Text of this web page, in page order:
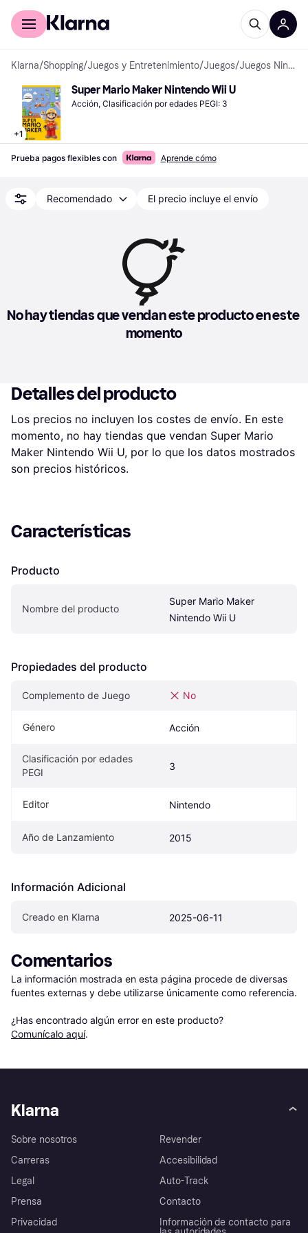
Comprar con Klarna
Klarna/Shopping/Juegos y Entretenimiento/Juegos/ Juegos Nintendo Wii U
+1
Super Mario Maker Nintendo Wii U
Acción, Clasificación por edades PEGI: 3
Prueba pagos flexibles con Aprende cómo
Recomendado El precio incluye el envío
No hay tiendas que vendan este producto en este
momento
Detalles del producto
Los precios no incluyen los costes de envío. En este
momento, no hay tiendas que vendan Super Mario
Maker Nintendo Wii U, por lo que los datos mostrados
son precios históricos.
Características
Producto
Nombre del producto
Super Mario Maker
Nintendo Wii U
Propiedades del producto
Complemento de Juego No
Género Acción
Clasificación por edades
PEGI
3
Editor Nintendo
Año de Lanzamiento 2015
Información Adicional
Creado en Klarna 2025-06-11
Comentarios
La información mostrada en esta página procede de diversas
fuentes externas y debe utilizarse únicamente como referencia.
¿Has encontrado algún error en este producto?
Comunícalo aquí.
Klarna
Sobre nosotros
Carreras
Legal
Prensa
Privacidad
Revender
Accesibilidad
Auto-Track
Contacto
Información de contacto para